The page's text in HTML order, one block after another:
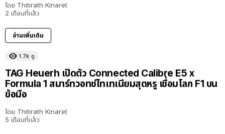
โดย Thitirath Kinaret
2 เดือนที่แล้ว
อ่านเพิ่มเติม
1.7k ดู
TAG Heuerh เปิดตัว Connected Calibre E5 x
Formula 1 สมาร์ทวอทช์ไทเทเนียมสุดหรู เชื่อมโลก F1 บน
ข้อมือ
โดย Thitirath Kinaret
5 เดือนที่แล้ว